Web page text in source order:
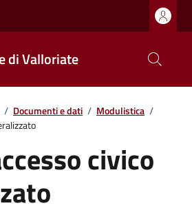
di Valloriate
/ Documenti e dati / Modulistica /
civico